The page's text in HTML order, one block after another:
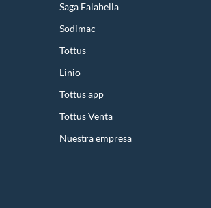
Saga Falabella
Sodimac
Tottus
Linio
Tottus app
Tottus Venta
Nuestra empresa